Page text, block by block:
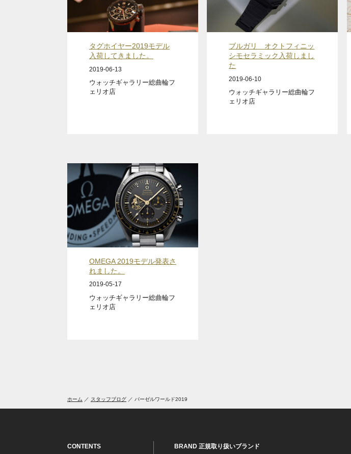
タグホイヤー2019モデル
入荷してきました。
2019-06-13
ウォッチギャラリー総曲輪フ
ェリオ店
ブルガリ オクトフィニッ
シモセラミック入荷しまし
た
2019-06-10
ウォッチギャラリー総曲輪フ
ェリオ店
OMEGA 2019モデル発表さ
れました。
2019-05-17
ウォッチギャラリー総曲輪フ
ェリオ店
ホーム スタッフブログ バーゼルワールド2019
CONTENTS BRAND 正規取り扱いブランド